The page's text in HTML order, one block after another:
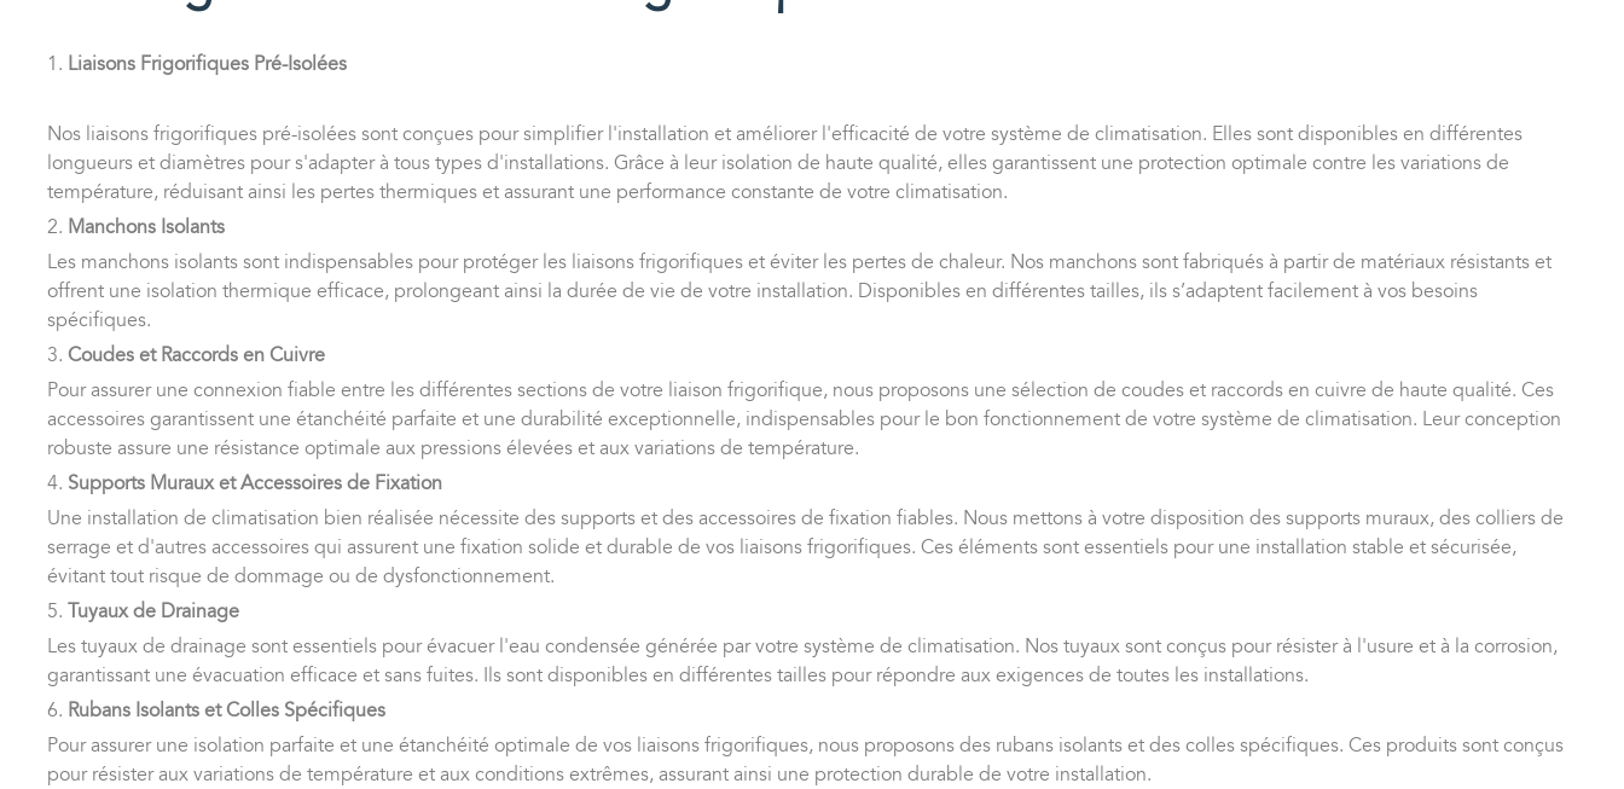
1. Liaisons Frigorifiques Pré-Isolées
Nos liaisons frigorifiques pré-isolées sont conçues pour simplifier l'installation et améliorer l'efficacité de votre système de climatisation. Elles sont disponibles en différentes
longueurs et diamètres pour s'adapter à tous types d'installations. Grâce à leur isolation de haute qualité, elles garantissent une protection optimale contre les variations de
température, réduisant ainsi les pertes thermiques et assurant une performance constante de votre climatisation.
2. Manchons Isolants
Les manchons isolants sont indispensables pour protéger les liaisons frigorifiques et éviter les pertes de chaleur. Nos manchons sont fabriqués à partir de matériaux résistants et
offrent une isolation thermique efficace, prolongeant ainsi la durée de vie de votre installation. Disponibles en différentes tailles, ils s’adaptent facilement à vos besoins
spécifiques.
3. Coudes et Raccords en Cuivre
Pour assurer une connexion fiable entre les différentes sections de votre liaison frigorifique, nous proposons une sélection de coudes et raccords en cuivre de haute qualité. Ces
accessoires garantissent une étanchéité parfaite et une durabilité exceptionnelle, indispensables pour le bon fonctionnement de votre système de climatisation. Leur conception
robuste assure une résistance optimale aux pressions élevées et aux variations de température.
4. Supports Muraux et Accessoires de Fixation
Une installation de climatisation bien réalisée nécessite des supports et des accessoires de fixation fiables. Nous mettons à votre disposition des supports muraux, des colliers de
serrage et d'autres accessoires qui assurent une fixation solide et durable de vos liaisons frigorifiques. Ces éléments sont essentiels pour une installation stable et sécurisée,
évitant tout risque de dommage ou de dysfonctionnement.
5. Tuyaux de Drainage
Les tuyaux de drainage sont essentiels pour évacuer l'eau condensée générée par votre système de climatisation. Nos tuyaux sont conçus pour résister à l'usure et à la corrosion,
garantissant une évacuation efficace et sans fuites. Ils sont disponibles en différentes tailles pour répondre aux exigences de toutes les installations.
6. Rubans Isolants et Colles Spécifiques
Pour assurer une isolation parfaite et une étanchéité optimale de vos liaisons frigorifiques, nous proposons des rubans isolants et des colles spécifiques. Ces produits sont conçus
pour résister aux variations de température et aux conditions extrêmes, assurant ainsi une protection durable de votre installation.